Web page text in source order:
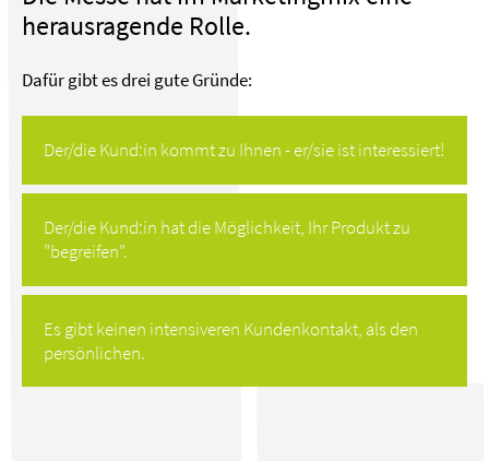
herausragende Rolle.
Dafür gibt es drei gute Gründe:
Der/die Kund:in kommt zu Ihnen - er/sie ist interessiert!
Der/die Kund:in hat die Möglichkeit, Ihr Produkt zu
"begreifen".
Es gibt keinen intensiveren Kundenkontakt, als den
persönlichen.